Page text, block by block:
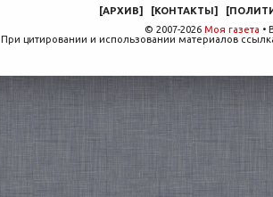
[АРХИВ] [КОНТАКТЫ] [
© 2007-2026 Моя газета •
При цитировании и использовании материалов